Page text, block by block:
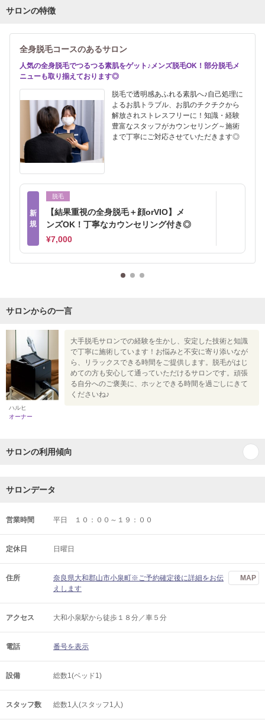
サロンの特徴
全身脱毛コースのあるサロン
人気の全身脱毛でつるつる素肌をゲット♪メンズ脱毛OK！部分脱毛メ
ニューも取り揃えております◎
脱毛で透明感あふれる素肌へ♪自己処理に
よるお肌トラブル、お肌のチクチクから
解放されストレスフリーに！知識・経験
豊富なスタッフがカウンセリング～施術
まで丁寧にご対応させていただきます◎
新
規
脱毛
【結果重視の全身脱毛＋顔orVIO】メ
ンズOK！丁寧なカウンセリング付き◎
¥7,000
サロンからの一言
ハルヒ
オーナー
大手脱毛サロンでの経験を生かし、安定した技術と知識
で丁寧に施術しています！お悩みと不安に寄り添いなが
ら、リラックスできる時間をご提供します。脱毛がはじ
めての方も安心して通っていただけるサロンです。頑張
る自分へのご褒美に、ホッとできる時間を過ごしにきて
くださいね♪
サロンの利用傾向
サロンデータ
営業時間 平日 １０：００～１９：００
定休日 日曜日
住所
奈良県大和郡山市小泉町※ご予約確定後に詳細をお伝
えします
MAP
アクセス 大和小泉駅から徒歩１８分／車５分
電話 番号を表示
設備 総数1(ベッド1)
スタッフ数 総数1人(スタッフ1人)